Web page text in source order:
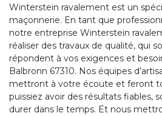
Winterstein ravalement est un
maçonnerie. En tant que
notre entreprise Winterstein
réaliser des travaux de qualité, qui
répondent à vos exigences et
Balbronn 67310. Nos équipes
mettront à votre écoute et feront
puissiez avoir des résultats fiables,
durer dans le temps. Et nous